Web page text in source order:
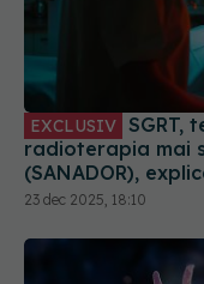
EXCLUSIV
radioterapia mai
(SANADOR),
23 dec 2025, 18:10